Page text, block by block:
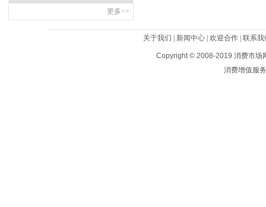
更多>>
关于我们 新闻中心 欢迎合作 联系我
Copyright © 2008-2019 消费市场
消费增值服